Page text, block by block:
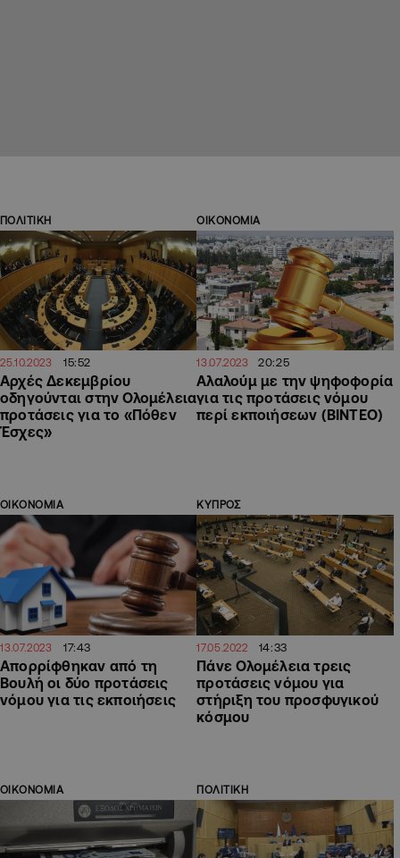
ΠΟΛΙΤΙΚΗ
25.10.2023 15:52
Αρχές Δεκεμβρίου
οδηγούνται στην Ολομέλεια
προτάσεις για το «Πόθεν
Έσχες»
ΟΙΚΟΝΟΜΙΑ
13.07.2023 20:25
Αλαλούμ με την ψηφοφορία
για τις προτάσεις νόμου
περί εκποιήσεων (ΒΙΝΤΕΟ)
ΟΙΚΟΝΟΜΙΑ
13.07.2023 17:43
Απορρίφθηκαν από τη
Βουλή οι δύο προτάσεις
νόμου για τις εκποιήσεις
ΚΥΠΡΟΣ
17.05.2022 14:33
Πάνε Ολομέλεια τρεις
προτάσεις νόμου για
στήριξη του προσφυγικού
κόσμου
ΟΙΚΟΝΟΜΙΑ ΠΟΛΙΤΙΚΗ